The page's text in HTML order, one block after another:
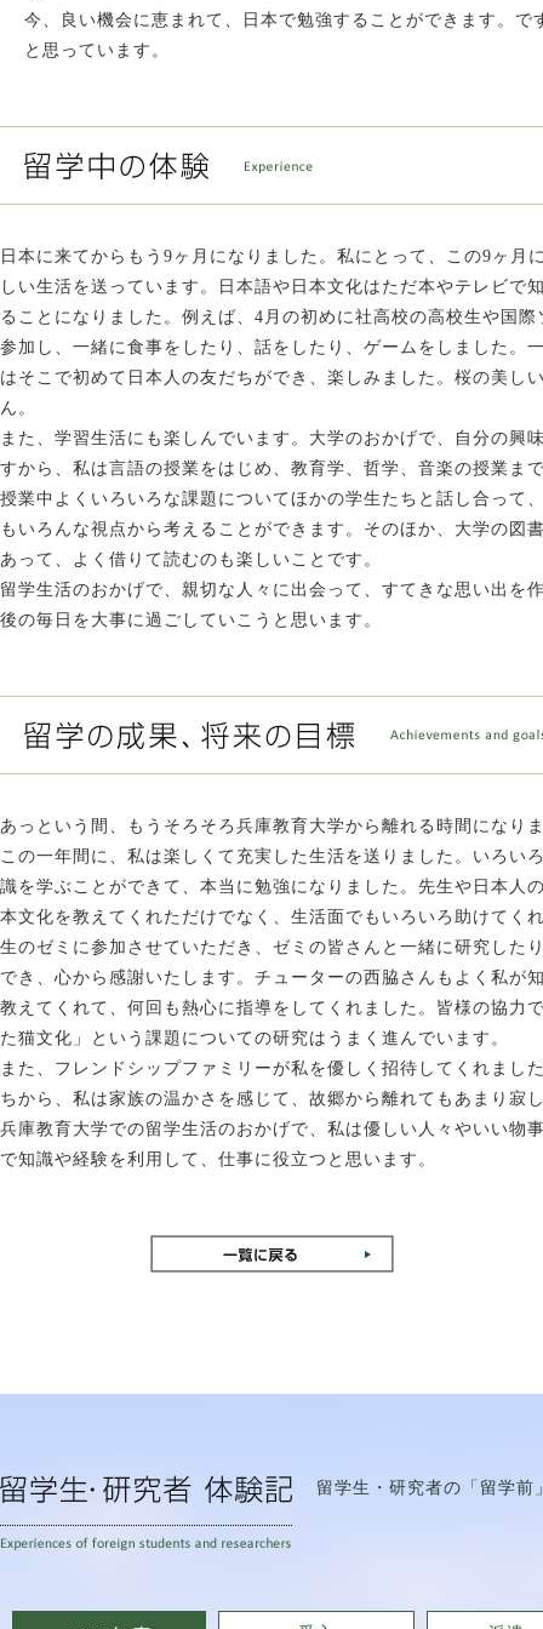
今、良い機会に恵まれて、日本で勉強することができます。
と思っています。
日本に来てからもう9ヶ月になりました。私にとって、この9ヶ月
しい生活を送っています。日本語や日本文化はただ本やテレビで
ることになりました。例えば、4月の初めに社高校の高校生や国
参加し、一緒に食事をしたり、話をしたり、ゲームをしました。
はそこで初めて日本人の友だちができ、楽しみました。桜の美し
ん。
また、学習生活にも楽しんでいます。大学のおかげで、自分の興
すから、私は言語の授業をはじめ、教育学、哲学、音楽の授業ま
授業中よくいろいろな課題についてほかの学生たちと話し合って
もいろんな視点から考えることができます。そのほか、大学の図
あって、よく借りて読むのも楽しいことです。
留学生活のおかげで、親切な人々に出会って、すてきな思い出を
後の毎日を大事に過ごしていこうと思います。
あっという間、もうそろそろ兵庫教育大学から離れる時間になり
この一年間に、私は楽しくて充実した生活を送りました。いろい
識を学ぶことができて、本当に勉強になりました。先生や日本人
本文化を教えてくれただけでなく、生活面でもいろいろ助けてく
生のゼミに参加させていただき、ゼミの皆さんと一緒に研究した
でき、心から感謝いたします。チューターの西脇さんもよく私が
教えてくれて、何回も熱心に指導をしてくれました。皆様の協力
た猫文化」という課題についての研究はうまく進んでいます。
また、フレンドシップファミリーが私を優しく招待してくれまし
ちから、私は家族の温かさを感じて、故郷から離れてもあまり寂
兵庫教育大学での留学生活のおかげで、私は優しい人々やいい物
で知識や経験を利用して、仕事に役立つと思います。
留学生・研究者の「留学